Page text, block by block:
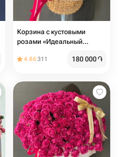
Корзина с кустовыми
розами «Идеальный
4.86311 180 000֏